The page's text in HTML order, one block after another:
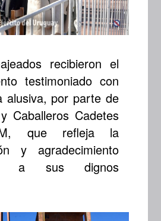
recibieron el
testimoniado con
alusiva, por parte de
Caballeros Cadetes
que refleja la
y agradecimiento
a sus dignos